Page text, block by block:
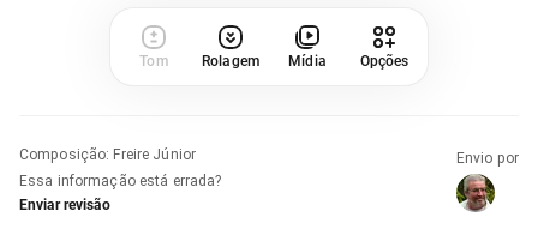
Tom Rolagem Mídia Opções
Composição: Freire Júnior
Essa informação está errada?
Enviar revisão
Envio por